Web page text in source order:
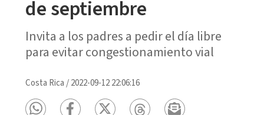
de septiembre
Invita a los padres a pedir el día libre
para evitar congestionamiento vial
Costa Rica /2022-09-12 22:06:16